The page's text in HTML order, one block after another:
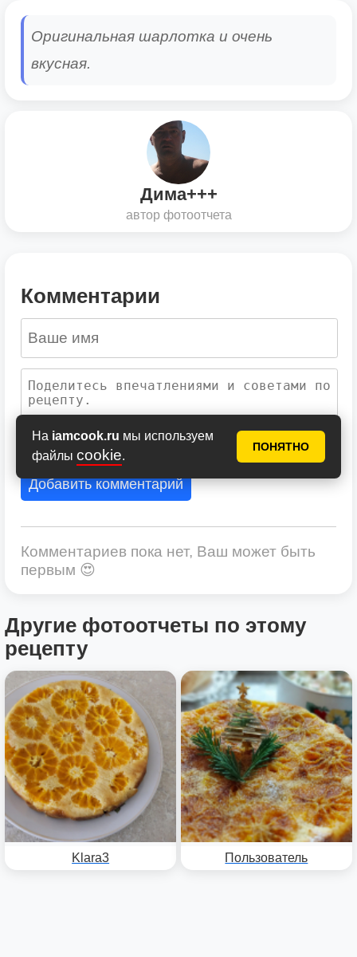
На iamcook.ru мы используем
файлы cookie.
ПОНЯТНО
Оригинальная шарлотка и очень
вкусная.
Дима+++
автор фотоотчета
Комментарии
Добавить комментарий
Комментариев пока нет, Ваш может быть
первым 😍
Другие фотоотчеты по этому
рецепту
Klara3 Пользователь